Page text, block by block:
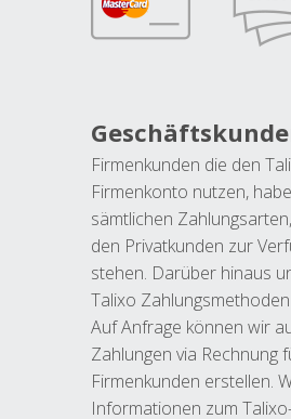
Firmenkunden die den
Firmenkonto nutzen,
sämtlichen
den Privatkunden zur
stehen. Darüber hinaus
Talixo
Auf Anfrage können wir
Zahlungen via Rechnung
Firmenkunden erstellen.
Informationen zum